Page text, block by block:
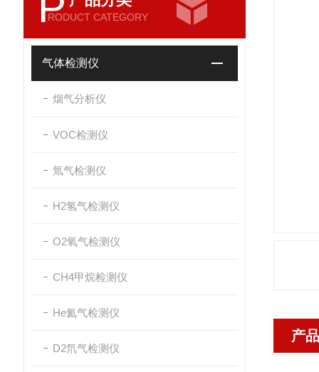
RODUCT CATEGORY
气体检测仪
烟气分析仪
VOC检测仪
氚气检测仪
H2氢气检测仪
O2氧气检测仪
CH4甲烷检测仪
He氦气检测仪
D2氘气检测仪
产